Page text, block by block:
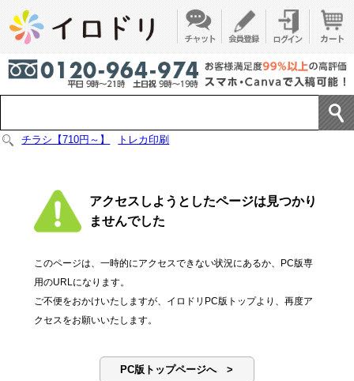
チラシ【710円～】 トレカ印刷
アクセスしようとしたページは見つかり
ませんでした
このページは、一時的にアクセスできない状況にあるか、PC版専
用のURLになります。
ご不便をおかけいたしますが、イロドリPC版トップより、再度ア
クセスをお願いいたします。
PC版トップページへ >